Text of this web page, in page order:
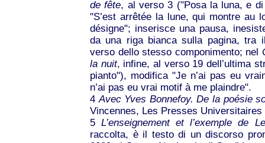
de fête, al verso 3 ("Posa la luna, e
"S’est arrêtée la lune, qui montre au
désigne"; inserisce una pausa,
da una riga bianca sulla pagina, tra
verso dello stesso componimento; nel
la nuit, infine, al verso 19 dell’ultima
pianto"), modifica "Je n’ai pas eu
n’ai pas eu vrai motif à me plaindre".
4 Avec Yves Bonnefoy. De la poésie
Vincennes, Les Presses
5 L’enseignement et l’exemple de
raccolta, è il testo di un discorso